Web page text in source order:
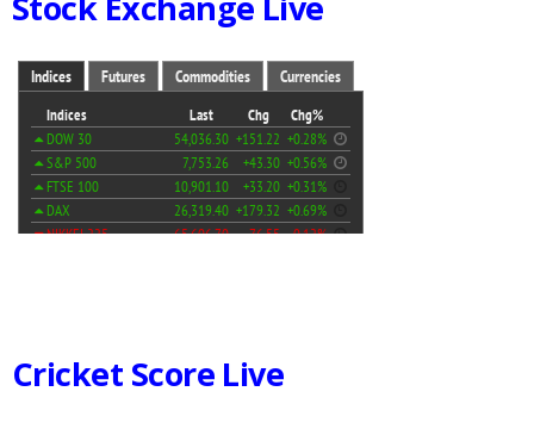
Cricket Score Live